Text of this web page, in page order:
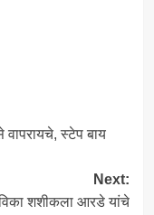
स्टेप बाय
Next:
शशीकला आरडे यांचे